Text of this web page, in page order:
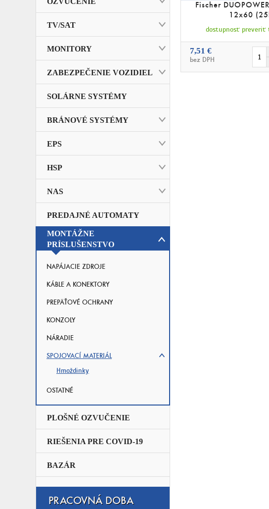
TV/SAT
MONITORY
ZABEZPEČENIE VOZIDIEL
SOLÁRNE SYSTÉMY
BRÁNOVÉ SYSTÉMY
EPS
HSP
NAS
PREDAJNÉ AUTOMATY
MONTÁŽNE
PRÍSLUŠENSTVO
NAPÁJACIE ZDROJE
KÁBLE A KONEKTORY
PREPÄŤOVÉ OCHRANY
KONZOLY
NÁRADIE
SPOJOVACÍ MATERIÁL
Hmoždinky
OSTATNÉ
PLOŠNÉ OZVUČENIE
RIEŠENIA PRE COVID-19
BAZÁR
PRACOVNÁ DOBA
Fischer
12x60
dostupnosť preveriť
7,51 €
bez DPH